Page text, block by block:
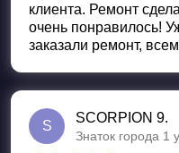
клиента. Ремонт
очень понравилось!
заказали ремонт,
S
SCORPION 9.
Знаток города 1